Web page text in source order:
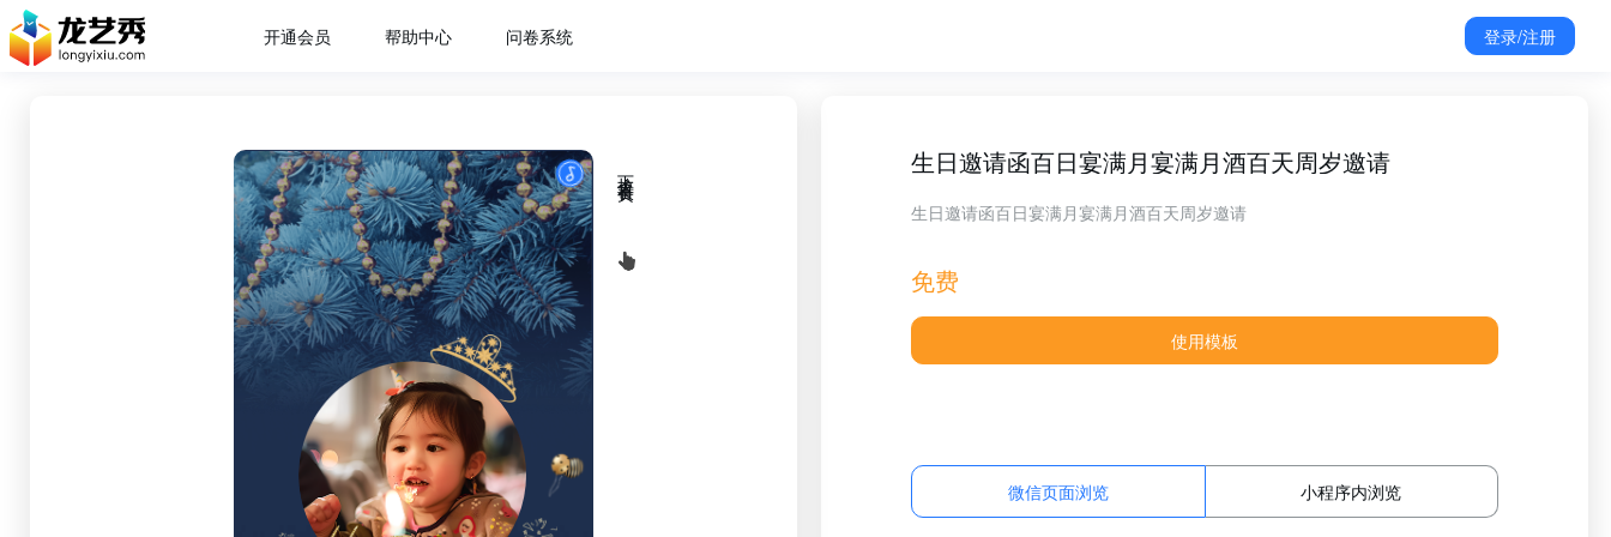
开通会员 帮助中心 问卷系统 登录/注册
生日邀请函百日宴满月宴满月酒百天周岁邀请
生日邀请函百日宴满月宴满月酒百天周岁邀请
免费
使用模板
微信页面浏览 小程序内浏览